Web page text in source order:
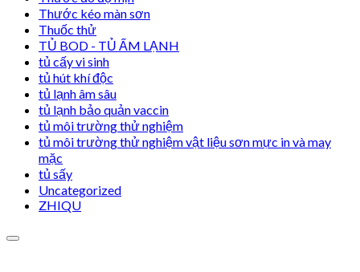
Thước kéo màn sơn
Thuốc thử
TỦ BOD - TỦ ẤM LẠNH
tủ cấy vi sinh
tủ hút khí độc
tủ lạnh âm sâu
tủ lạnh bảo quản vaccin
tủ môi trường thử nghiệm
tủ môi trường thử nghiệm vật liệu sơn mực in và may
mặc
tủ sấy
Uncategorized
ZHIQU